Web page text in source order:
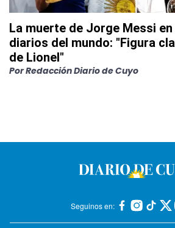
La muerte de Jorge Messi
diarios del mundo: "Figura
de Lionel"
PorRedacción Diario de Cuyo
Seguinos en: